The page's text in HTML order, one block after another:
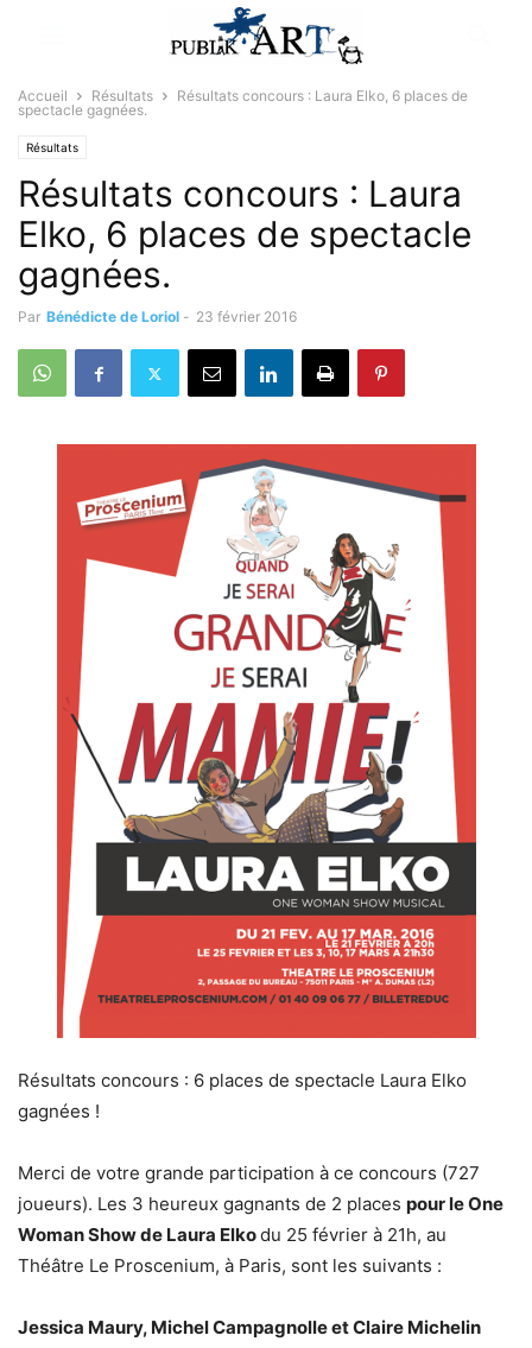
Accueil Résultats
Résultats concours : Laura Elko, 6 places de
spectacle gagnées.
Résultats
Résultats concours : Laura
Elko, 6 places de spectacle
gagnées.
Par Bénédicte de Loriol - 23 février 2016
Résultats concours : 6 places de spectacle Laura Elko
gagnées !
Merci de votre grande participation à ce concours (727
joueurs). Les 3 heureux gagnants de 2 places pour le One
Woman Show de Laura Elkodu 25 février à 21h, au
Théâtre Le Proscenium, à Paris, sont les suivants :
Jessica Maury, Michel Campagnolle et Claire Michelin